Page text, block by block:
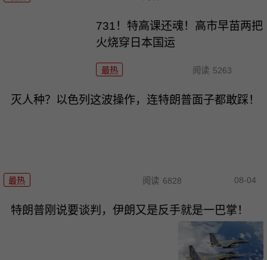
731！特高课还魂！高市早苗两把
火烧穿日本国运
最热 阅读 5263
灭人种？以色列这波操作，连特朗普面子都敢踩！
最热 阅读 6828 08-04
特朗普刚说要谈判，伊朗又是反手就是一巴掌！